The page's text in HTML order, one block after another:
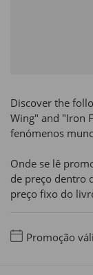
Discover the
Wing" and "Iron
fenómenos
Onde se lê
de preço dentro
preço fixo do
Promoção